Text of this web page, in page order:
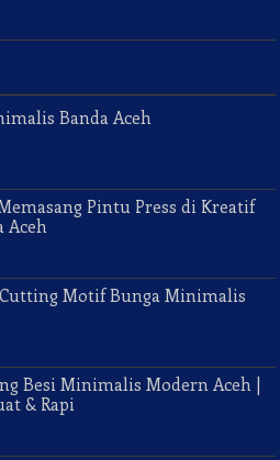
Banda Aceh
Pintu Press di Kreatif
Aceh
Motif Bunga Minimalis
Besi Minimalis Modern Aceh |
& Rapi